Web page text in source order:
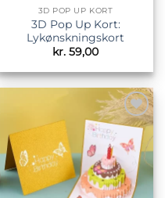
3D POP UP KORT
3D Pop Up Kort:
Lykønskningskort
kr. 59,00
Tilføj til
ønskeliste